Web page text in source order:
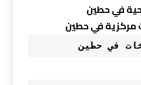
في حطين
مركزية في حطين
في حطين